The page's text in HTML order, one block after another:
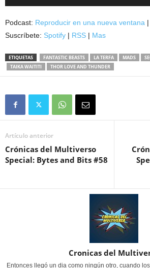
Podcast: Reproducir en una nueva ventana |
Suscríbete: Spotify | RSS | Mas
ETIQUETAS FANTASTIC BEASTS LA TERFA MADS
TAIKA WAITITI
THOR LOVE AND THUNDER
Artículo anterior
Crónicas del Multiverso
Special: Bytes and Bits #58
Cronicas del
Entonces llegó un dia como ningún otro, cuando